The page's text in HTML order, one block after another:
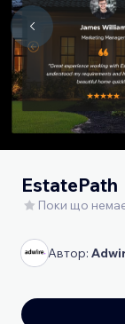
EstatePath
Поки що немає
Автор: